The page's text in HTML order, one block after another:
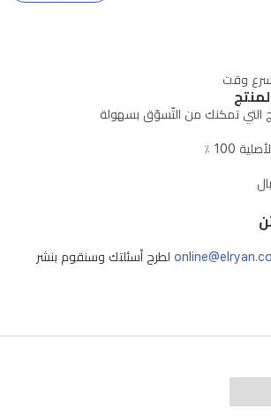
وقت
التي تمكنك من التّسوّق بسهولة
100 ٪
لطرح أسئلتك وسنقوم بنشر